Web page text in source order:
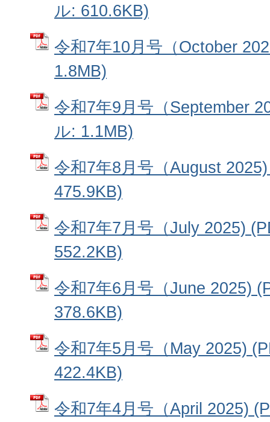
ル: 610.6KB)
令和7年10月号（October
1.8MB)
令和7年9月号（September
ル: 1.1MB)
令和7年8月号（August
475.9KB)
令和7年7月号（July 2025)
552.2KB)
令和7年6月号（June 2025)
378.6KB)
令和7年5月号（May 2025)
422.4KB)
令和7年4月号（April 2025)